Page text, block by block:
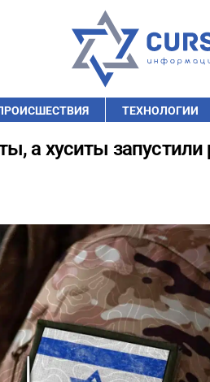
ТЕХНОЛОГИИ
а хуситы запустили